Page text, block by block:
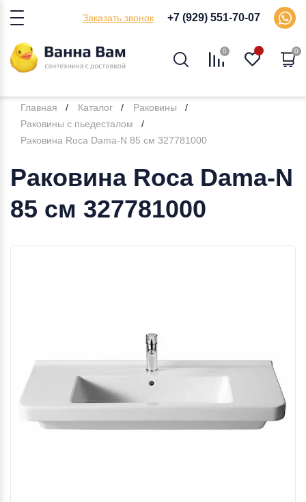
Заказать звонок +7 (929) 551-70-07
0 0
Главная Каталог
Раковины
Раковины с пьедесталом
Раковина Roca Dama-N 85 см 327781000
Раковина Roca Dama-N
85 см 327781000